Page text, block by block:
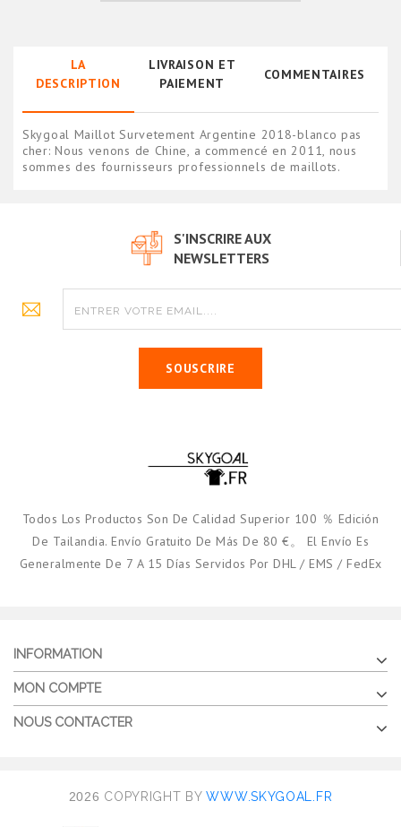
LA
DESCRIPTION
LIVRAISON ET
PAIEMENT
COMMENTAIRES
Skygoal Maillot Survetement Argentine 2018-blanco pas
cher: Nous venons de Chine, a commencé en 2011, nous
sommes des fournisseurs professionnels de maillots.
S'INSCRIRE AUX
NEWSLETTERS
SOUSCRIRE
Todos Los Productos Son De Calidad Superior 100 ％ Edición
De Tailandia. Envío Gratuito De Más De 80 €。 El Envío Es
Generalmente De 7 A 15 Días Servidos Por DHL / EMS / FedEx
INFORMATION
MON COMPTE
NOUS CONTACTER
2026 COPYRIGHT BYWWW.SKYGOAL.FR